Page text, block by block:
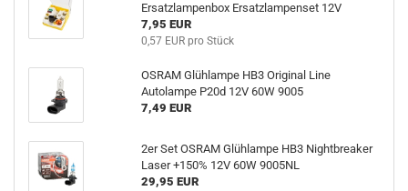
Ersatzlampenbox Ersatzlampenset 12V
7,95 EUR
0,57 EUR pro Stück
OSRAM Glühlampe HB3 Original Line
Autolampe P20d 12V 60W 9005
7,49 EUR
2er Set OSRAM Glühlampe HB3 Nightbreaker
Laser +150% 12V 60W 9005NL
29,95 EUR